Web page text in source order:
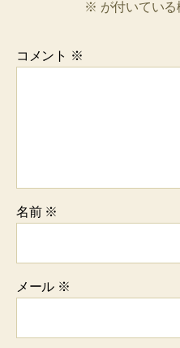
※ が付いてい
コメント ※
名前 ※
メール ※